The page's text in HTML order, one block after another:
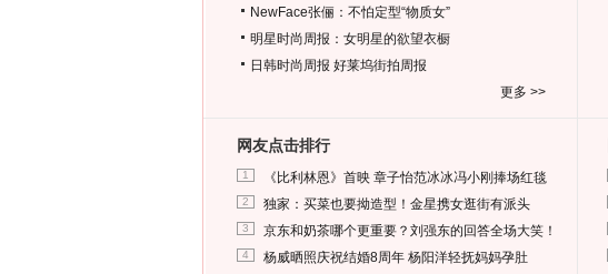
NewFace张俪：不怕定型“物质女”
明星时尚周报：女明星的欲望衣橱
日韩时尚周报 好莱坞街拍周报
更多 >>
网友点击排行
1 《比利林恩》首映 章子怡范冰冰冯小刚捧场红毯
2 独家：买菜也要拗造型！金星携女逛街有派头
3 京东和奶茶哪个更重要？刘强东的回答全场大笑！
4 杨威晒照庆祝结婚8周年 杨阳洋轻抚妈妈孕肚